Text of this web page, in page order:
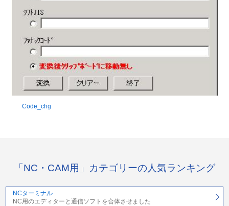
Code_chg
「NC・CAM用」カテゴリーの人気ランキング
NCターミナル
NC用のエディターと通信ソフトを合体させました